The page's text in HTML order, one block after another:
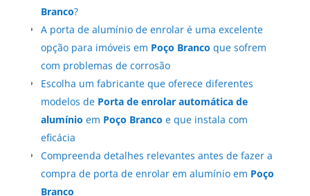
Branco?
A porta de alumínio de enrolar é uma excelente
opção para imóveis em Poço Branco que sofrem
com problemas de corrosão
Escolha um fabricante que oferece diferentes
modelos de Porta de enrolar automática de
alumínio em Poço Branco e que instala com
eficácia
Compreenda detalhes relevantes antes de fazer a
compra de porta de enrolar em alumínio em Poço
Branco